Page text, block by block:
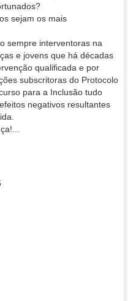
sejam os mais
sempre interventoras na
e jovens que há décadas
qualificada e por
subscritoras do Protocolo
para a Inclusão tudo
negativos resultantes